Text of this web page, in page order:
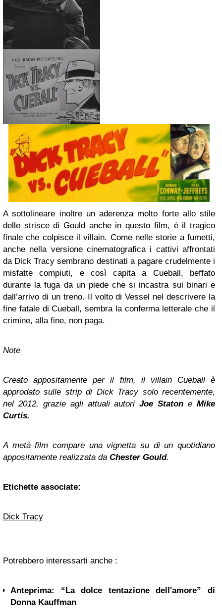
A sottolineare inoltre un aderenza molto forte allo stile
delle strisce di Gould anche in questo film, è il tragico
finale che colpisce il villain. Come nelle storie a fumetti,
anche nella versione cinematografica i cattivi affrontati
da Dick Tracy sembrano destinati a pagare crudelmente i
misfatte compiuti, e così capita a Cueball, beffato
durante la fuga da un piede che si incastra sui binari e
dall’arrivo di un treno. Il volto di Vessel nel descrivere la
fine fatale di Cueball, sembra la conferma letterale che il
crimine, alla fine, non paga.
Note
Creato appositamente per il film, il villain Cueball è
approdato sulle strip di Dick Tracy solo recentemente,
nel 2012, grazie agli attuali autoriJoe Staton eMike
Curtis.
A metà film compare una vignetta su di un quotidiano
appositamente realizzata da Chester Gould.
Etichette associate:
Dick Tracy
Potrebbero interessarti anche :
Anteprima: “La dolce tentazione dell'amore” di
Donna Kauffman